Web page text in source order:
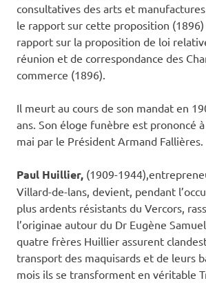
consultatives des arts et
le rapport sur cette proposition (1896)
rapport sur la proposition de loi
réunion et de correspondance des
commerce (1896).
Il meurt au cours de son mandat en
ans. Son éloge funèbre est prononcé
mai par le Président Armand Fallières.
Paul Huillier, (1909-
Villard-de-lans, devient, pendant
plus ardents résistants du Vercors,
l’originae autour du Dr Eugène
quatre frères Huillier assurent
transport des maquisards et de leurs
mois ils se transforment en véritable